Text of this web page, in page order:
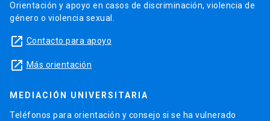
Orientación y apoyo en casos de discriminación, violencia de
género o violencia sexual.
launch Contacto para apoyo
launch Más orientación
MEDIACIÓN UNIVERSITARIA
Teléfonos para orientación y consejo si se ha vulnerado